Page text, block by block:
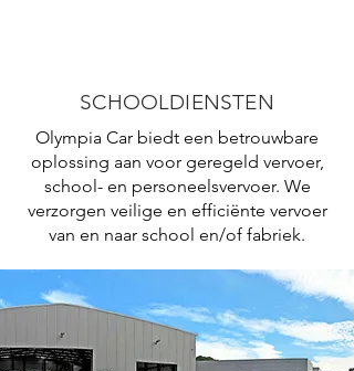
SCHOOLDIENSTEN
Olympia Car biedt een betrouwbare
oplossing aan voor geregeld vervoer,
school- en personeelsvervoer. We
verzorgen veilige en efficiënte vervoer
van en naar school en/of fabriek.